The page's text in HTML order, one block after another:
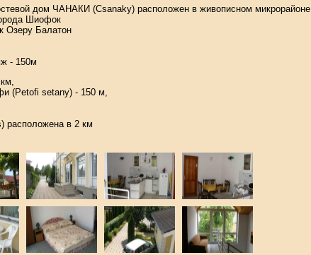
дом ЧАНАКИ (Csanaky) расположен в живописном микрорайоне
Шиофок
Озеру Балатон
- 150м
(Petofi setany) - 150 м,
расположена в 2 км